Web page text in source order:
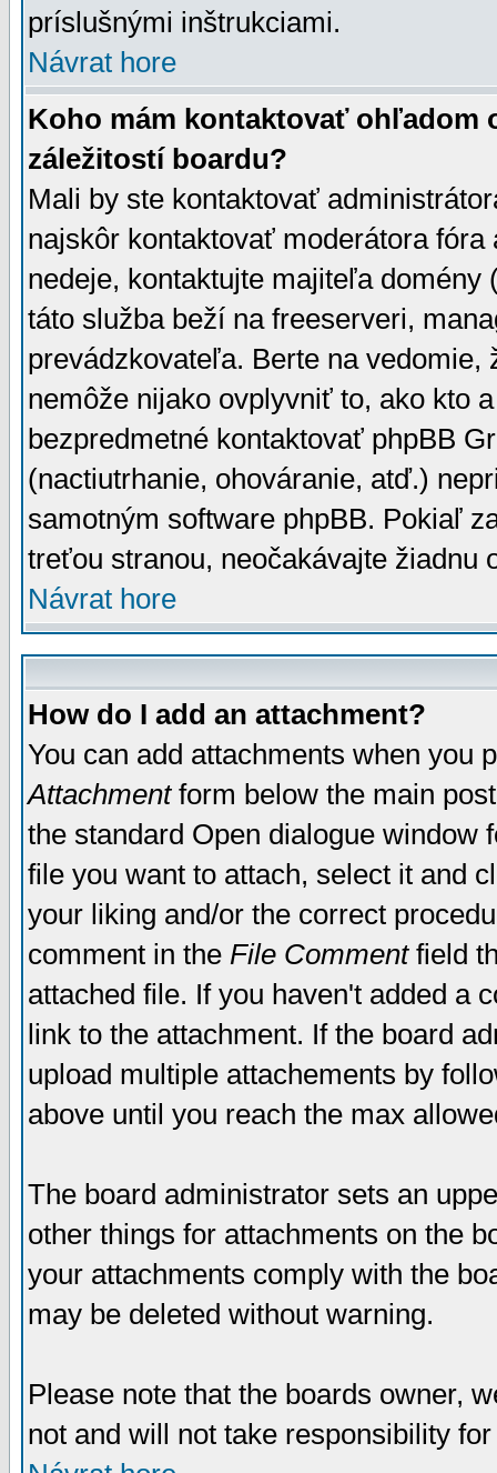
príslušnými inštrukciami.
Návrat hore
Koho mám kontaktovať ohľadom
záležitostí boardu?
Mali by ste kontaktovať
najskôr kontaktovať moderátora
nedeje, kontaktujte majiteľa
táto služba beží na freeserveri,
prevádzkovateľa. Berte na
nemôže nijako ovplyvniť to, ako kto
bezpredmetné kontaktovať phpBB
(nactiutrhanie, ohováranie, atď.)
samotným software phpBB. Pokiaľ
treťou stranou, neočakávajte žiadnu
Návrat hore
How do I add an attachment?
You can add attachments when you
Attachmentform below the main
the standard Open dialogue window
file you want to attach, select it and
your liking and/or the correct
comment in the File Commentfield
attached file. If you haven't added a
link to the attachment. If the board
upload multiple attachements by
above until you reach the max
The board administrator sets an
other things for attachments on the
your attachments comply with the
may be deleted without warning.
Please note that the boards owner,
not and will not take responsibility